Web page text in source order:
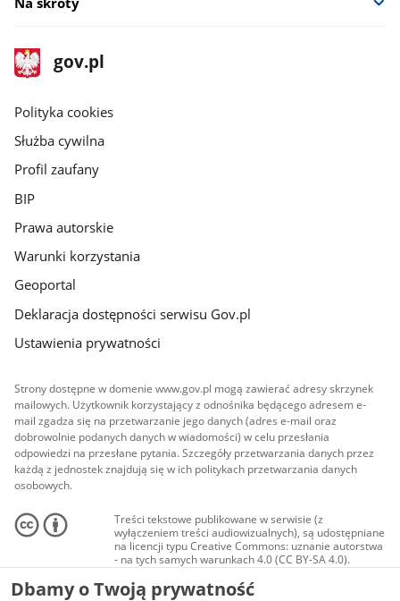
stopka
gov.pl
Strona
gov.pl
gov.pl
Polityka cookies
Służba cywilna
Profil zaufany
BIP
Prawa autorskie
Warunki korzystania
Geoportal
Deklaracja dostępności serwisu Gov.pl
Ustawienia prywatności
Strony dostępne w domenie www.gov.pl mogą zawierać adresy skrzynek
mailowych. Użytkownik korzystający z odnośnika będącego adresem e-
mail zgadza się na przetwarzanie jego danych (adres e-mail oraz
dobrowolnie podanych danych w wiadomości) w celu przesłania
odpowiedzi na przesłane pytania. Szczegóły przetwarzania danych przez
każdą z jednostek znajdują się w ich politykach przetwarzania danych
osobowych.
Treści tekstowe publikowane w serwisie (z
wyłączeniem treści audiowizualnych), są udostępniane
na licencji typu Creative Commons: uznanie autorstwa
- na tych samych warunkach 4.0 (CC BY-SA 4.0).
Materiały audiowizualne, w tym zdjęcia, materiały
audio i wideo, są udostępniane na licencji typu
Dbamy o Twoją prywatność